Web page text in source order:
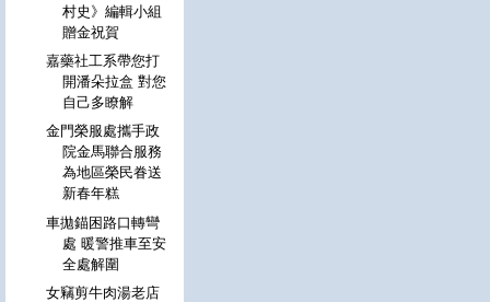
村史》編輯小組
贈金祝賀
嘉藥社工系帶您打
開潘朵拉盒 對您
自己多瞭解
金門榮服處攜手政
院金馬聯合服務
為地區榮民眷送
新春年糕
車拋錨困路口轉彎
處 暖警推車至安
全處解圍
女竊剪牛肉湯老店